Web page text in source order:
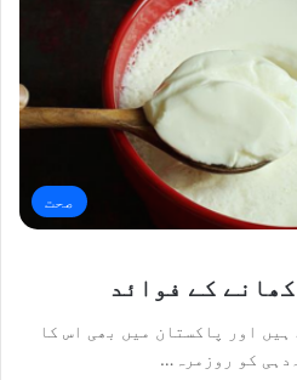
صحت
کے فوائد
اور پاکستان میں بھی اس کا
کو روزمرہ…